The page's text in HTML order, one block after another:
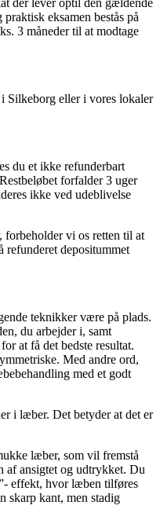
der lever optil den gældende
eksamen bestås på
3 måneder til at modtage
Silkeborg eller i vores lokaler
du et ikke refunderbart
forfalder 3 uger
ikke ved udeblivelse
vi os retten til at
refunderet depositummet
teknikker være på plads.
du arbejder i, samt
at få det bedste resultat.
Med andre ord,
med et godt
i læber. Det betyder at det er
læber, som vil fremstå
af ansigtet og udtrykket. Du
effekt, hvor læben tilføres
skarp kant, men stadig